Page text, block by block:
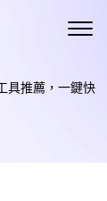
具推薦，一鍵快